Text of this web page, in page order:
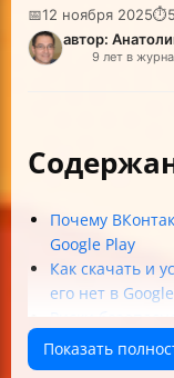
📅12 ноября 2025⏱
автор:
9 лет в
Почему
Google Play
Как скачать и
его нет в
Риски
RuStore —
Что делать при
Показать